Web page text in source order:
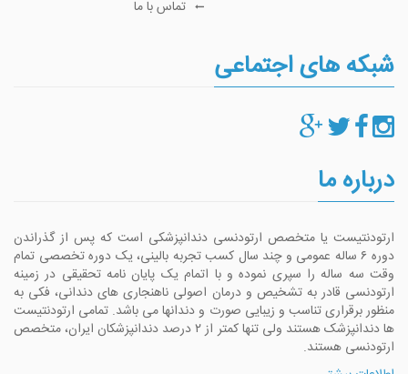
تماس با ما
شبکه های اجتماعی
درباره ما
ارتودنتیست یا متخصص ارتودنسی دندانپزشکی است که پس از گذراندن
دوره ۶ ساله عمومی و چند سال کسب تجربه بالینی، یک دوره تخصصی تمام
وقت سه ساله را سپری نموده و با اتمام یک پایان نامه تحقیقی در زمینه
ارتودنسی قادر به تشخیص و درمان اصولی ناهنجاری های دندانی، فکی به
منظور برقراری تناسب و زیبایی صورت و دندانها می باشد. تمامی ارتودنتیست
ها دندانپزشک هستند ولی تنها کمتر از ۲ درصد دندانپزشکان ایران، متخصص
ارتودنسی هستند.